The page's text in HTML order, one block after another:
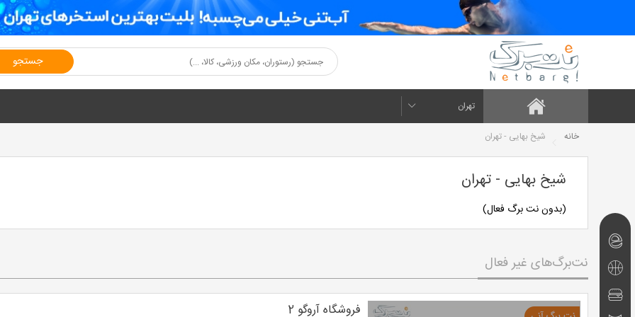
جستجو
تهران
خانه شیخ بهایی - تهران
نت‌برگ‌های
امروز
تفریحی
رستوران
شیخ بهایی - تهران
(بدون نت برگ فعال)
نت‌برگ‌های غیر فعال
فروشگاه آروگو 2